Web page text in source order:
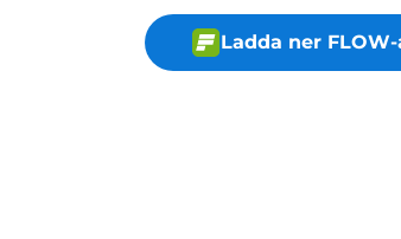
Ladda ner